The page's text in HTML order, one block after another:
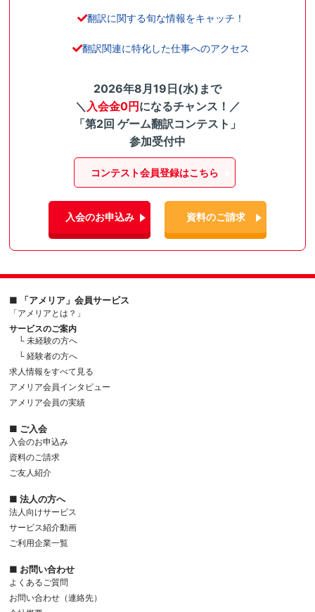
翻訳に関する旬な情報をキャッチ！
翻訳関連に特化した仕事へのアクセス
2026年8月19日(水)まで
＼ 入会金0円になるチャンス！／
「第2回 ゲーム翻訳コンテスト」
参加受付中
コンテスト会員登録はこちら
入会のお申込み 資料のご請求
■ 「アメリア」会員サービス
「アメリアとは？」
サービスのご案内
└ 未経験の方へ
└ 経験者の方へ
求人情報をすべて見る
アメリア会員インタビュー
アメリア会員の実績
■ ご入会
入会のお申込み
資料のご請求
ご友人紹介
■ 法人の方へ
法人向けサービス
サービス紹介動画
ご利用企業一覧
■ お問い合わせ
よくあるご質問
お問い合わせ（連絡先）